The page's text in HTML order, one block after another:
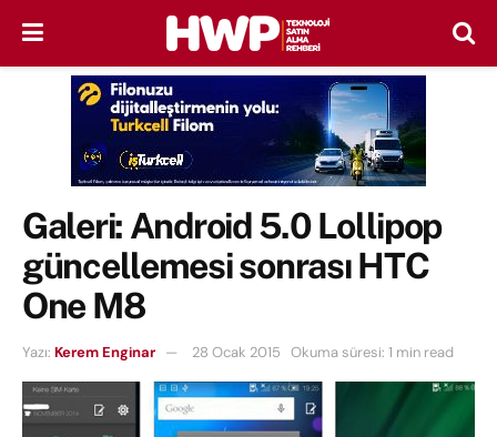
Galeri: Android 5.0 Lollipop
güncellemesi sonrası HTC
One M8
Yazı: Kerem Enginar 28 Ocak 2015 Okuma süresi: 1 min read